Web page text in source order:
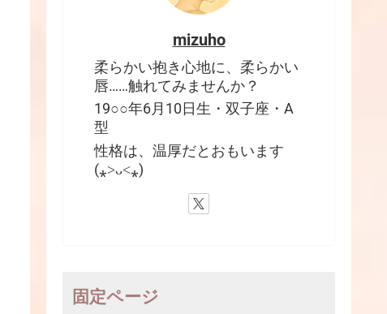
mizuho
柔らかい抱き心地に、柔らかい
唇……触れてみませんか？
19○○年6月10日生・双子座・A
型
性格は、温厚だとおもいます
(⁎˃ᴗ˂⁎)
固定ページ